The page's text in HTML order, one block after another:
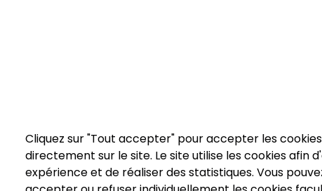
Cliquez sur "Tout accepter" pour accepter les
directement sur le site. Le site utilise les cookies afin
expérience et de réaliser des statistiques. Vous